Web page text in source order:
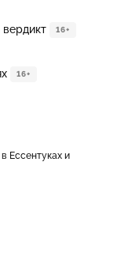
16+
16+
Ессентуках и